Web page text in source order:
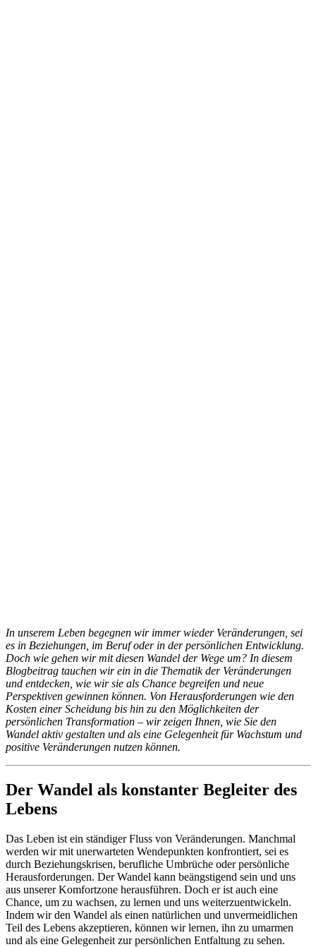
In unserem Leben begegnen wir immer wieder Veränderungen, sei
es in Beziehungen, im Beruf oder in der persönlichen Entwicklung.
Doch wie gehen wir mit diesen Wandel der Wege um? In diesem
Blogbeitrag tauchen wir ein in die Thematik der Veränderungen
und entdecken, wie wir sie als Chance begreifen und neue
Perspektiven gewinnen können. Von Herausforderungen wie den
Kosten einer Scheidung bis hin zu den Möglichkeiten der
persönlichen Transformation – wir zeigen Ihnen, wie Sie den
Wandel aktiv gestalten und als eine Gelegenheit für Wachstum und
positive Veränderungen nutzen können.
Der Wandel als konstanter Begleiter des
Lebens
Das Leben ist ein ständiger Fluss von Veränderungen. Manchmal
werden wir mit unerwarteten Wendepunkten konfrontiert, sei es
durch Beziehungskrisen, berufliche Umbrüche oder persönliche
Herausforderungen. Der Wandel kann beängstigend sein und uns
aus unserer Komfortzone herausführen. Doch er ist auch eine
Chance, um zu wachsen, zu lernen und uns weiterzuentwickeln.
Indem wir den Wandel als einen natürlichen und unvermeidlichen
Teil des Lebens akzeptieren, können wir lernen, ihn zu umarmen
und als eine Gelegenheit zur persönlichen Entfaltung zu sehen.